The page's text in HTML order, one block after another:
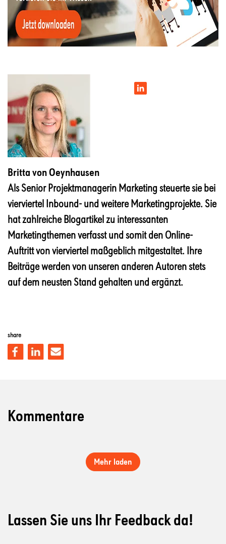
Britta von Oeynhausen
Als Senior Projektmanagerin Marketing steuerte sie bei
vierviertel Inbound- und weitere Marketingprojekte. Sie
hat zahlreiche Blogartikel zu interessanten
Marketingthemen verfasst und somit den Online-
Auftritt von vierviertel maßgeblich mitgestaltet. Ihre
Beiträge werden von unseren anderen Autoren stets
auf dem neusten Stand gehalten und ergänzt.
share
Kommentare
Mehr laden
Lassen Sie uns Ihr Feedback da!